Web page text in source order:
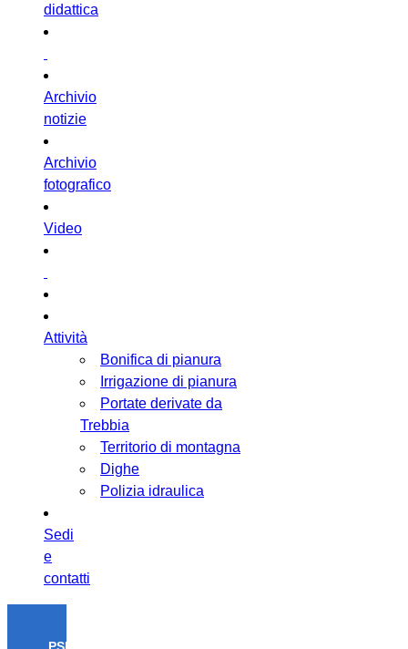
didattica
Archivio
notizie
Archivio
fotografico
Video
Attività
Bonifica di pianura
Irrigazione di pianura
Portate derivate da
Trebbia
Territorio di montagna
Dighe
Polizia idraulica
Sedi
e
contatti